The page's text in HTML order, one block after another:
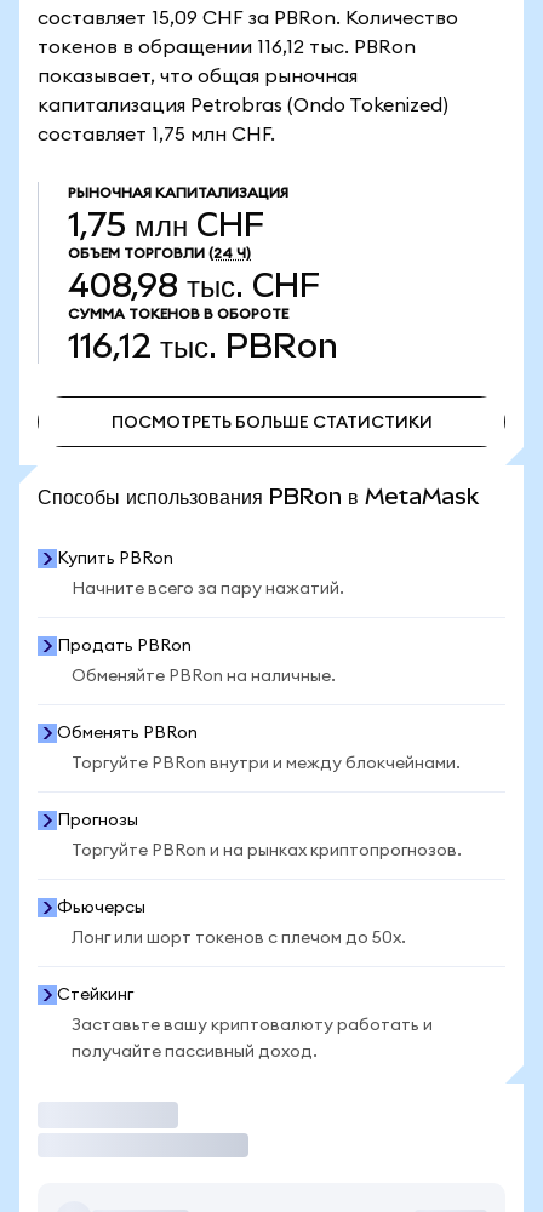
составляет 15,09 CHF за PBRon. Количество
токенов в обращении 116,12 тыс. PBRon
показывает, что общая рыночная
капитализация Petrobras (Ondo Tokenized)
составляет 1,75 млн CHF.
РЫНОЧНАЯ КАПИТАЛИЗАЦИЯ
1,75 млн CHF
ОБЪЕМ ТОРГОВЛИ (24 Ч)
408,98 тыс. CHF
СУММА ТОКЕНОВ В ОБОРОТЕ
116,12 тыс. PBRon
ПОСМОТРЕТЬ БОЛЬШЕ СТАТИСТИКИ
Способы использования PBRon в MetaMask
Купить PBRon
Начните всего за пару нажатий.
Продать PBRon
Обменяйте PBRon на наличные.
Обменять PBRon
Торгуйте PBRon внутри и между блокчейнами.
Прогнозы
Торгуйте PBRon и на рынках криптопрогнозов.
Фьючерсы
Лонг или шорт токенов с плечом до 50x.
Стейкинг
Заставьте вашу криптовалюту работать и
получайте пассивный доход.